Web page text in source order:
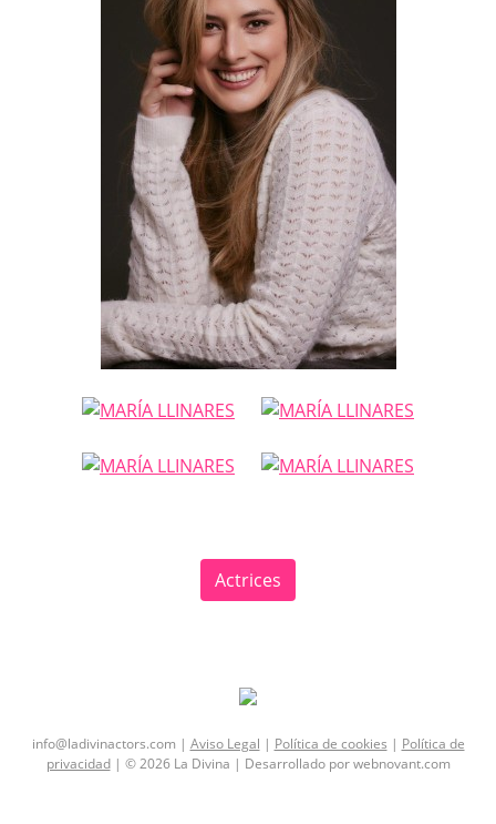
Actrices
info@ladivinactors.com | Aviso Legal | Política de cookies | Política de
privacidad| © 2026 La Divina | Desarrollado por webnovant.com